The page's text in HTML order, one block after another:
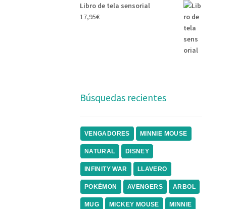
Libro de tela sensorial
17,95€
Búsquedas recientes
VENGADORES MINNIE MOUSE
NATURAL DISNEY
INFINITY WAR LLAVERO
POKÉMON AVENGERS ARBOL
MUG MICKEY MOUSE MINNIE